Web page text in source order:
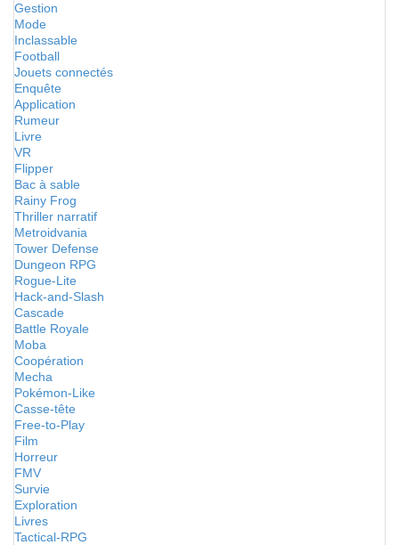
Gestion
Mode
Inclassable
Football
Jouets connectés
Enquête
Application
Rumeur
Livre
VR
Flipper
Bac à sable
Rainy Frog
Thriller narratif
Metroidvania
Tower Defense
Dungeon RPG
Rogue-Lite
Hack-and-Slash
Cascade
Battle Royale
Moba
Coopération
Mecha
Pokémon-Like
Casse-tête
Free-to-Play
Film
Horreur
FMV
Survie
Exploration
Livres
Tactical-RPG